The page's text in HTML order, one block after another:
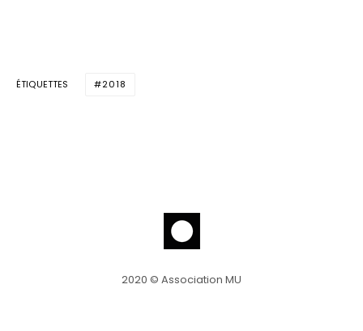
ÉTIQUETTES 2018
2020 © Association MU